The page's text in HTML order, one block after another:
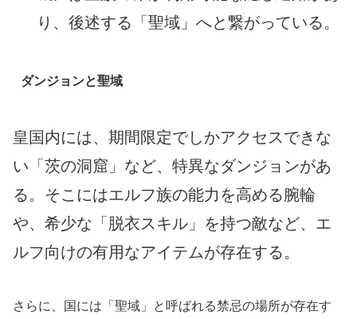
り、後述する「聖域」へと繋がっている。
ダンジョンと聖域
皇国内には、期間限定でしかアクセスできな
い「茨の洞窟」など、特異なダンジョンがあ
る。そこにはエルフ族の能力を高める腕輪
や、希少な「脱衣スキル」を持つ敵など、エ
ルフ向けの有用なアイテムが存在する。
さらに、国には「聖域」と呼ばれる禁忌の場所が存在す